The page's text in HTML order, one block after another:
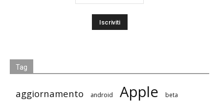
Tag
aggiornamento android Apple beta